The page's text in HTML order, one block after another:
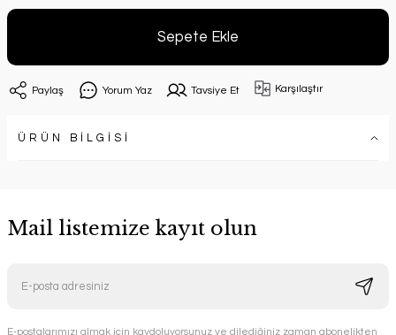
Sepete Ekle
Paylaş Yorum Yaz Tavsiye Et Karşılaştır
ÜRÜN BİLGİSİ
Mail listemize kayıt olun
E-postalarımızı almak için kaydoluyorsunuz ve dilediğiniz zaman abonelikten